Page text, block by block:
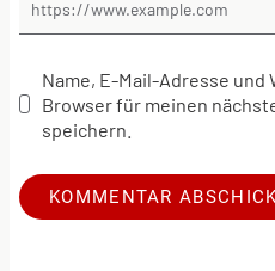
Name, E-Mail-Adresse und
Browser für meinen
speichern.